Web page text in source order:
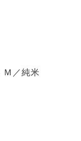
／純米